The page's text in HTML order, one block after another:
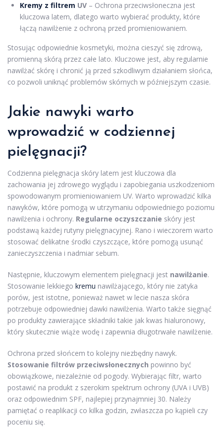
Kremy z filtrem UV – Ochrona przeciwsłoneczna jest
kluczowa latem, dlatego warto wybierać produkty, które
łączą nawilżenie z ochroną przed promieniowaniem.
Stosując odpowiednie kosmetyki, można cieszyć się zdrową,
promienną skórą przez całe lato. Kluczowe jest, aby regularnie
nawilżać skórę i chronić ją przed szkodliwym działaniem słońca,
co pozwoli uniknąć problemów skórnych w późniejszym czasie.
Jakie nawyki warto
wprowadzić w codziennej
pielęgnacji?
Codzienna pielęgnacja skóry latem jest kluczowa dla
zachowania jej zdrowego wyglądu i zapobiegania uszkodzeniom
spowodowanym promieniowaniem UV. Warto wprowadzić kilka
nawyków, które pomogą w utrzymaniu odpowiedniego poziomu
nawilżenia i ochrony. Regularne oczyszczanie skóry jest
podstawą każdej rutyny pielęgnacyjnej. Rano i wieczorem warto
stosować delikatne środki czyszczące, które pomogą usunąć
zanieczyszczenia i nadmiar sebum.
Następnie, kluczowym elementem pielęgnacji jest nawilżanie.
Stosowanie lekkiego kremu nawilżającego, który nie zatyka
porów, jest istotne, ponieważ nawet w lecie nasza skóra
potrzebuje odpowiedniej dawki nawilżenia. Warto także sięgnąć
po produkty zawierające składniki takie jak kwas hialuronowy,
który skutecznie wiąże wodę i zapewnia długotrwałe nawilżenie.
Ochrona przed słońcem to kolejny niezbędny nawyk.
Stosowanie filtrów przeciwsłonecznych powinno być
obowiązkowe, niezależnie od pogody. Wybierając filtr, warto
postawić na produkt z szerokim spektrum ochrony (UVA i UVB)
oraz odpowiednim SPF, najlepiej przynajmniej 30. Należy
pamiętać o reaplikacji co kilka godzin, zwłaszcza po kąpieli czy
poceniu się.